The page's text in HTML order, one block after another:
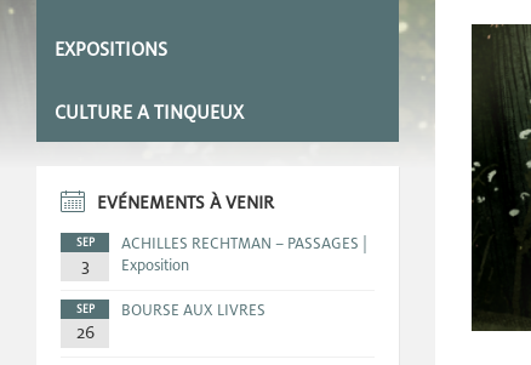
EXPOSITIONS
CULTURE A TINQUEUX
EVÉNEMENTS À VENIR
SEP
3
ACHILLES RECHTMAN – PASSAGES |
Exposition
SEP
26
BOURSE AUX LIVRES